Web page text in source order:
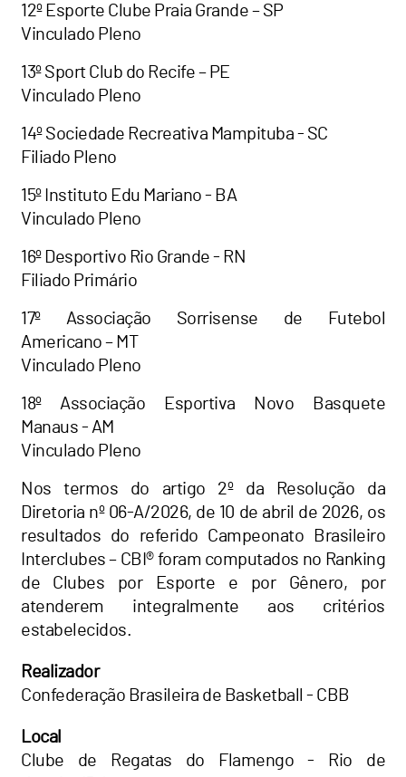
12º Esporte Clube Praia Grande – SP
Vinculado Pleno
13º Sport Club do Recife – PE
Vinculado Pleno
14º Sociedade Recreativa Mampituba - SC
Filiado Pleno
15º Instituto Edu Mariano - BA
Vinculado Pleno
16º Desportivo Rio Grande - RN
Filiado Primário
17º Associação Sorrisense de Futebol
Americano – MT
Vinculado Pleno
18º Associação Esportiva Novo Basquete
Manaus - AM
Vinculado Pleno
Nos termos do artigo 2º da Resolução da
Diretoria nº 06-A/2026, de 10 de abril de 2026, os
resultados do referido Campeonato Brasileiro
Interclubes – CBI® foram computados no Ranking
de Clubes por Esporte e por Gênero, por
atenderem integralmente aos critérios
estabelecidos.
Realizador
Confederação Brasileira de Basketball - CBB
Local
Clube de Regatas do Flamengo - Rio de